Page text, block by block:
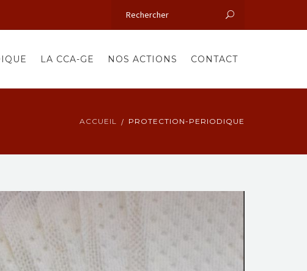
LA CCA-GE NOS ACTIONS CONTACT
ACCUEIL PROTECTION-PERIODIQUE